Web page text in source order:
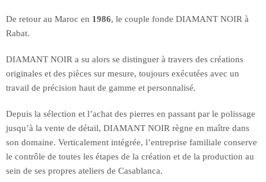
De retour au Maroc en 1986, le couple fonde DIAMANT NOIR à
Rabat.
DIAMANT NOIR a su alors se distinguer à travers des créations
originales et des pièces sur mesure, toujours exécutées avec un
travail de précision haut de gamme et personnalisé.
Depuis la sélection et l’achat des pierres en passant par le polissage
jusqu’à la vente de détail, DIAMANT NOIR règne en maître dans
son domaine. Verticalement intégrée, l’entreprise familiale conserve
le contrôle de toutes les étapes de la création et de la production au
sein de ses propres ateliers de Casablanca.